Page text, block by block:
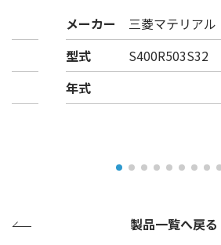
メーカー
三菱マテリアル
型式
S400R503S32
年式
製品一覧へ戻る